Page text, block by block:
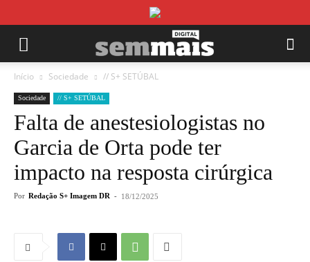
Início Sociedade // S+ SETÚBAL
Sociedade // S+ SETÚBAL
Falta de anestesiologistas no
Garcia de Orta pode ter
impacto na resposta cirúrgica
Por Redação S+ Imagem DR - 18/12/2025